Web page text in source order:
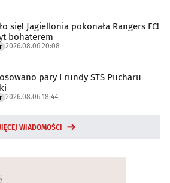
się! Jagiellonia pokonała Rangers FC!
bohaterem
2026.08.06 20:08
pary I rundy STS Pucharu
2026.08.06 18:44
WIADOMOŚCI